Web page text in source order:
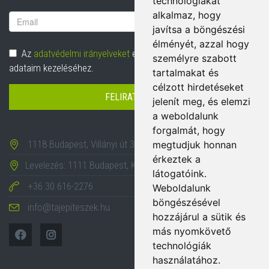
alkalmaz, hogy
javítsa a böngészési
élményét, azzal hogy
személyre szabott
tartalmakat és
célzott hirdetéseket
jelenít meg, és elemzi
a weboldalunk
forgalmát, hogy
megtudjuk honnan
érkeztek a
látogatóink.
Weboldalunk
böngészésével
hozzájárul a sütik és
más nyomkövető
technológiák
használatához.
Email
cím
Adatvédelem
Az adatvédelmi irányelveket elolvastam és hozzájárulok
adataim kezeléséhez.
FELIRATKOZÁS
1118 Budapest, Villányi út 35-43.
Levelezés: 1111 Budapest, Karinthy Frigyes út 24.
+36 30 616-2276
info@tajepiteszek.hu